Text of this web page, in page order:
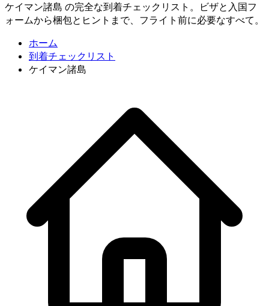
ケイマン諸島 の完全な到着チェックリスト。ビザと入国フ
ォームから梱包とヒントまで、フライト前に必要なすべて。
ホーム
到着チェックリスト
ケイマン諸島